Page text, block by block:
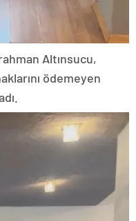
Altınsucu,
ödemeyen